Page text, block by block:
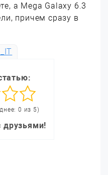
а Mega Galaxy 6.3
причем сразу в
0 из 5)
друзьями!